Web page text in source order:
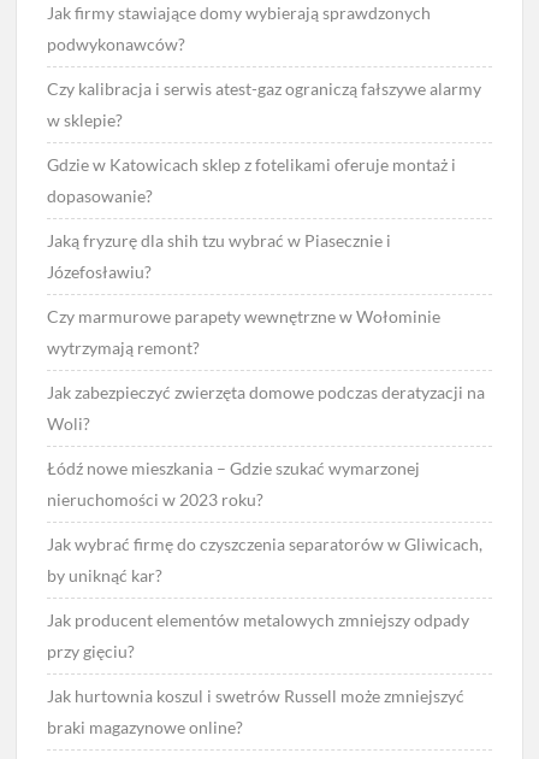
Jak firmy stawiające domy wybierają sprawdzonych
podwykonawców?
Czy kalibracja i serwis atest-gaz ograniczą fałszywe alarmy
w sklepie?
Gdzie w Katowicach sklep z fotelikami oferuje montaż i
dopasowanie?
Jaką fryzurę dla shih tzu wybrać w Piasecznie i
Józefosławiu?
Czy marmurowe parapety wewnętrzne w Wołominie
wytrzymają remont?
Jak zabezpieczyć zwierzęta domowe podczas deratyzacji na
Woli?
Łódź nowe mieszkania – Gdzie szukać wymarzonej
nieruchomości w 2023 roku?
Jak wybrać firmę do czyszczenia separatorów w Gliwicach,
by uniknąć kar?
Jak producent elementów metalowych zmniejszy odpady
przy gięciu?
Jak hurtownia koszul i swetrów Russell może zmniejszyć
braki magazynowe online?